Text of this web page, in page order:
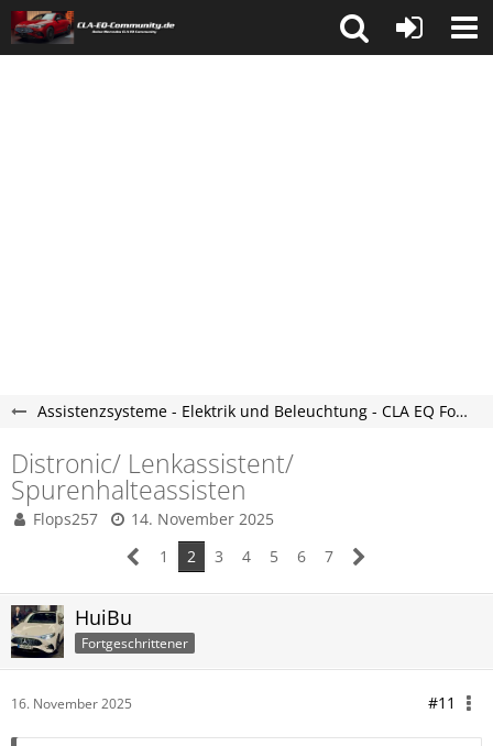
Assistenzsysteme - Elektrik und Beleuchtung - CLA EQ Forum
Distronic/ Lenkassistent/
Spurenhalteassisten
Flops257
14. November 2025
1
2 3 4 5 6 7
HuiBu
Fortgeschrittener
16. November 2025 #11